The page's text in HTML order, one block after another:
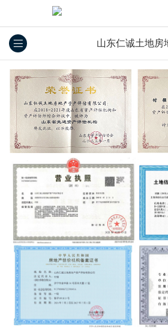
山东仁诚土地房